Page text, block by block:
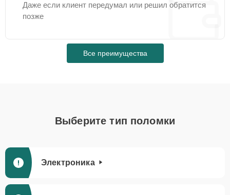
Даже если клиент передумал или решил обратится
позже
Все преимущества
Выберите тип поломки
Электроника